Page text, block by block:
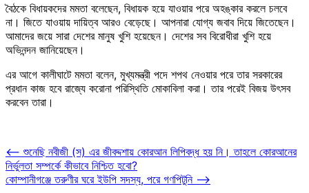
বৈঠকে বিধায়কদের মমতা বলেছেন, বিধায়ক হয়ে যাওয়ার পরে অহঙ্কার করলে চলবে
না। জিতে যাওয়ায় দায়িত্ব আরও বেড়েছে। আপনারা যোগ্য জবাব দিয়ে জিতেছেন।
আমাদের জয়ে সারা দেশের মানুষ খুশি হয়েছেন। দেশের সব বিরোধীরা খুশি হয়ে
অভিনন্দন জানিয়েছেন।
এর আগে কালীঘাটে মমতা বলেন, মুখ্যমন্ত্রী পদে শপথ নেওয়ার পরে তার সরকারের
প্রধান কাজ হবে রাজ্যে করোনা পরিস্থিতি মোকাবিলা করা। তার পরেই বিজয় উৎসব
করবেন তারা।
Post
navigation
⟵ শুনেছি নবীজী (স) এর জীবদ্দশায় কোরআন লিপিবদ্ধ হয় নি। তাহলে কোরআনের
নির্ভুলতা সম্পর্কে কীভাবে নিশ্চিত হবো?
কোম্পানীগঞ্জে তরুণীর ঘরে ইউপি সদস্য, পরে গণপিটুনি ⟶